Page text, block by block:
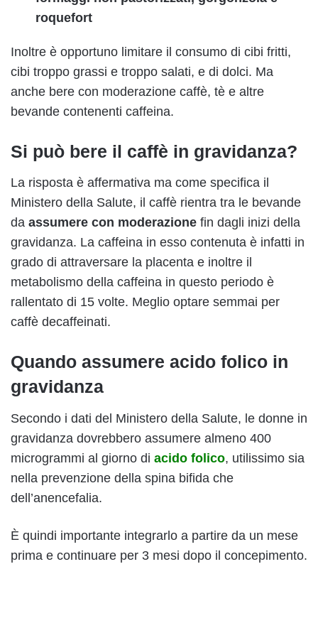
roquefort
Inoltre è opportuno limitare il consumo di cibi fritti,
cibi troppo grassi e troppo salati, e di dolci. Ma
anche bere con moderazione caffè, tè e altre
bevande contenenti caffeina.
Si può bere il caffè in gravidanza?
La risposta è affermativa ma come specifica il
Ministero della Salute, il caffè rientra tra le bevande
da assumere con moderazione fin dagli inizi della
gravidanza. La caffeina in esso contenuta è infatti in
grado di attraversare la placenta e inoltre il
metabolismo della caffeina in questo periodo è
rallentato di 15 volte. Meglio optare semmai per
caffè decaffeinati.
Quando assumere acido folico in
gravidanza
Secondo i dati del Ministero della Salute, le donne in
gravidanza dovrebbero assumere almeno 400
microgrammi al giorno di acido folico, utilissimo sia
nella prevenzione della spina bifida che
dell’anencefalia.
È quindi importante integrarlo a partire da un mese
prima e continuare per 3 mesi dopo il concepimento.